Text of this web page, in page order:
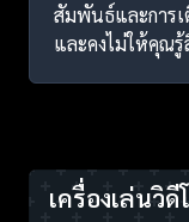
สัมพันธ์และการ
และคงไม่ให้คุณ
เครื่องเล่นวิดี